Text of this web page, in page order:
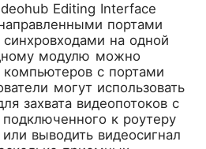
Editing Interface
портами
на одной
модулю можно
с портами
могут использовать
захвата видеопотоков с
к роутеру
выводить видеосигнал